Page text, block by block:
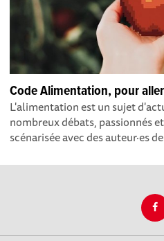
Code Alimentation, pour
L'alimentation est un sujet
nombreux débats, passionnés
scénarisée avec des auteur·es